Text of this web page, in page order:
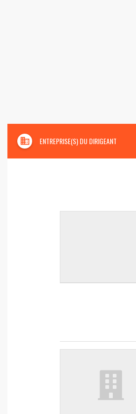
domain ENTREPRISE(S) DU DIRIGEANT